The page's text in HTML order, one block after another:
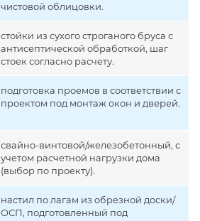
чистовой облицовки.
стойки из сухого строганого бруса с
антисептической обработкой, шаг
стоек согласно расчету.
подготовка проемов в соответствии с
проектом под монтаж окон и дверей.
свайно-винтовой/железобетонный, с
учетом расчетной нагрузки дома
(выбор по проекту).
настил по лагам из обрезной доски/
ОСП, подготовленный под